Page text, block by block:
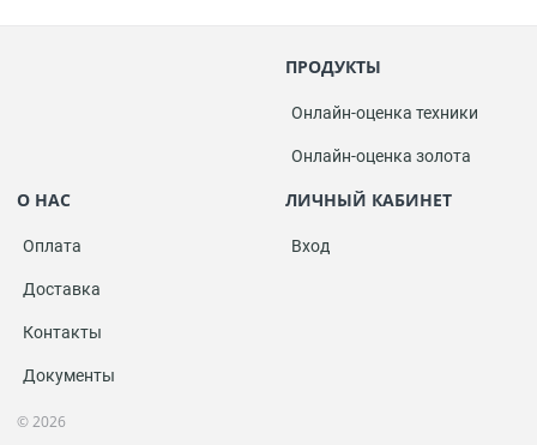
ПРОДУКТЫ
Онлайн-оценка техники
Онлайн-оценка золота
О НАС
Оплата
Доставка
Контакты
Документы
ЛИЧНЫЙ КАБИНЕТ
Вход
© 2026